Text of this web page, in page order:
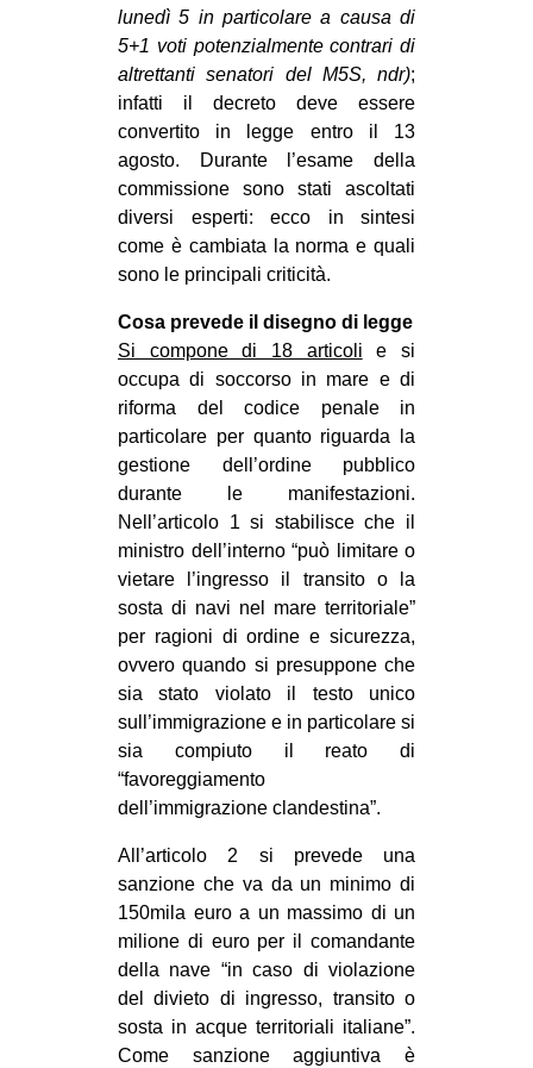
MANIFESTI
RECENSIONI
INTERNAZIONALE
AFRICA
ESTREMO ORIENTE
EUROPA
MEDIO ORIENTE
EVENTI
in
Fb
tw
SEARCH
lunedì 5 in particolare a causa di
5+1 voti potenzialmente contrari di
altrettanti senatori del M5S, ndr);
infatti il decreto deve essere
convertito in legge entro il 13
agosto. Durante l’esame della
commissione sono stati ascoltati
diversi esperti: ecco in sintesi
come è cambiata la norma e quali
sono le principali criticità.
Cosa prevede il disegno di legge
Si compone di 18 articoli e si
occupa di soccorso in mare e di
riforma del codice penale in
particolare per quanto riguarda la
gestione dell’ordine pubblico
durante le manifestazioni.
Nell’articolo 1 si stabilisce che il
ministro dell’interno “può limitare o
vietare l’ingresso il transito o la
sosta di navi nel mare territoriale”
per ragioni di ordine e sicurezza,
ovvero quando si presuppone che
sia stato violato il testo unico
sull’immigrazione e in particolare si
sia compiuto il reato di
“favoreggiamento
dell’immigrazione clandestina”.
All’articolo 2 si prevede una
sanzione che va da un minimo di
150mila euro a un massimo di un
milione di euro per il comandante
della nave “in caso di violazione
del divieto di ingresso, transito o
sosta in acque territoriali italiane”.
Come sanzione aggiuntiva è